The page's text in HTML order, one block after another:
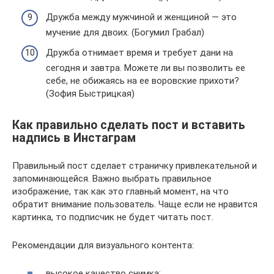
Дружба между мужчиной и женщиной — это
мучение для двоих. (Богумил Грабал)
Дружба отнимает время и требует дани на
сегодня и завтра. Можете ли вы позволить ее
себе, не обижаясь на ее воровские прихоти?
(Зофия Быстрицкая)
Как правильно сделать пост и вставить
надпись в Инстаграм
Правильный пост сделает страничку привлекательной и
запоминающейся. Важно выбрать правильное
изображение, так как это главный момент, на что
обратит внимание пользователь. Чаще если не нравится
картинка, то подписчик не будет читать пост.
Рекомендации для визуального контента: